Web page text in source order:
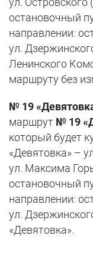
остановочный
направлении:
ул.
Ленинского
маршруту без
№ 19
маршрут № 19
который будет
«Девятовка» –
ул. Максима
остановочный
направлении:
ул.
«Девятовка».